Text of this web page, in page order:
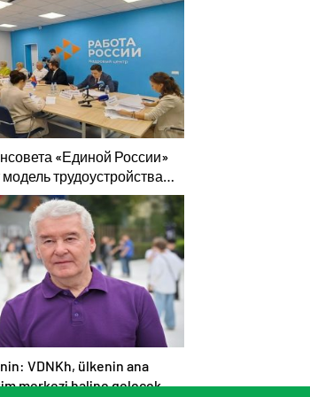
«Единой России»
трудоустройства
с учётом
VDNKh, ülkenin ana
merkezi haline gelecek